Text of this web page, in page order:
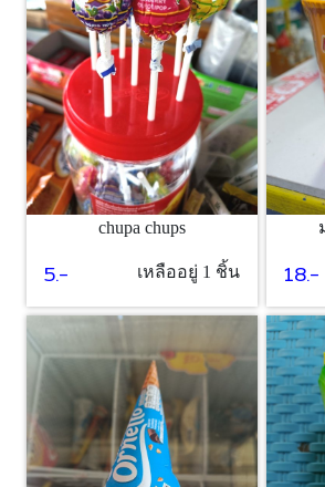
chupa chups
5.- เหลืออยู่ 1 ชิ้น 18.-